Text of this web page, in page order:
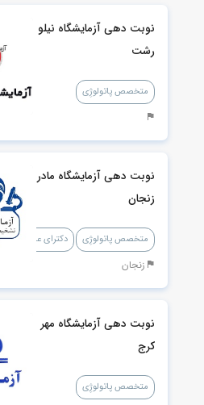
نوبت دهی آزمایشگاه نیلو
رشت
متخصص پاتولوژِی
نوبت دهی آزمایشگاه مادر
زنجان
متخصص پاتولوژِی دکترای علوم
زنجان
نوبت دهی آزمایشگاه مهر
کرج
متخصص پاتولوژِی